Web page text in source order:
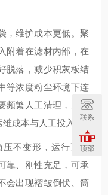
，维护成本更低。聚
附着在滤材内部，在
脱落，减少积灰板结
等浓度粉尘环境下连
频繁人工清理，大幅
成本与人工投入。
不变形，运行更安
靠、刚性充足，可承
会出现褶皱倒伏、筒
联系
顶部